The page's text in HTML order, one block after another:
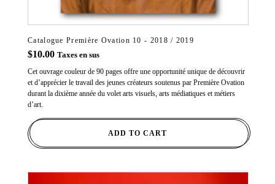
Catalogue Première Ovation 10 - 2018 / 2019
$10.00 Taxes en sus
Cet ouvrage couleur de 90 pages offre une opportunité unique de découvrir
et d’apprécier le travail des jeunes créateurs soutenus par Première Ovation
durant la dixième année du volet arts visuels, arts médiatiques et métiers
d’art.
ADD TO CART